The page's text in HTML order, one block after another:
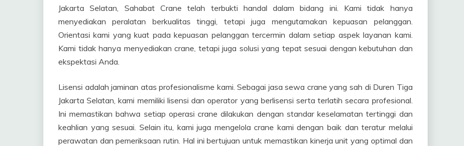
Jakarta Selatan, Sahabat Crane telah terbukti handal dalam bidang ini. Kami tidak hanya
menyediakan peralatan berkualitas tinggi, tetapi juga mengutamakan kepuasan pelanggan.
Orientasi kami yang kuat pada kepuasan pelanggan tercermin dalam setiap aspek layanan kami.
Kami tidak hanya menyediakan crane, tetapi juga solusi yang tepat sesuai dengan kebutuhan dan
ekspektasi Anda.
Lisensi adalah jaminan atas profesionalisme kami. Sebagai jasa sewa crane yang sah di Duren Tiga
Jakarta Selatan, kami memiliki lisensi dan operator yang berlisensi serta terlatih secara profesional.
Ini memastikan bahwa setiap operasi crane dilakukan dengan standar keselamatan tertinggi dan
keahlian yang sesuai. Selain itu, kami juga mengelola crane kami dengan baik dan teratur melalui
perawatan dan pemeriksaan rutin. Hal ini bertujuan untuk memastikan kinerja unit yang optimal dan